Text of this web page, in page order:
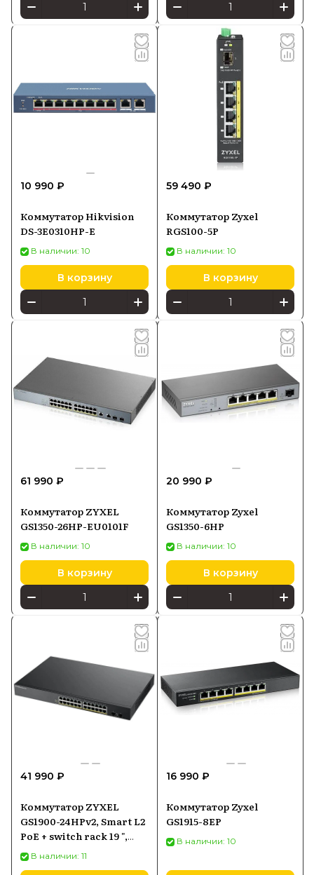
10 990 ₽
Коммутатор Hikvision
DS-3E0310HP-E
В наличии: 10
В корзину
59 490 ₽
Коммутатор Zyxel
RGS100-5P
В наличии: 10
В корзину
61 990 ₽
Коммутатор ZYXEL
GS1350-26HP-EU0101F
В наличии: 10
В корзину
20 990 ₽
Коммутатор Zyxel
GS1350-6HP
В наличии: 10
В корзину
41 990 ₽
Коммутатор ZYXEL
GS1900-24HPv2, Smart L2
PoE + switch rack 19 ",
24xGE PoE +, 2xSFP, PoE
budget 170 W
В наличии: 11
16 990 ₽
Коммутатор Zyxel
GS1915-8EP
В наличии: 10